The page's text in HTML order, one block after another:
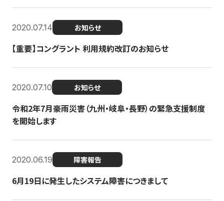
2020.07.14 お知らせ
【重要】コングラント 利用規約改訂のお知らせ
2020.07.10 お知らせ
令和2年7月豪雨災害（九州・岐阜・長野）の緊急支援制度
を開始します
2020.06.19 障害報告
6月19日に発生したシステム障害につきまして